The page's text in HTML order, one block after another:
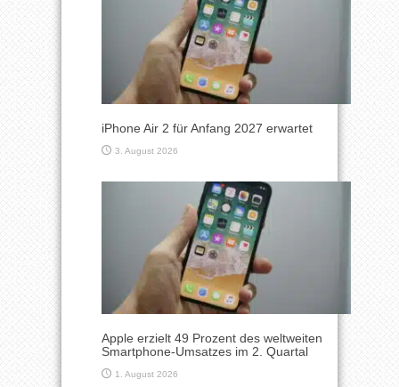
iPhone Air 2 für Anfang 2027 erwartet
3. August 2026
Apple erzielt 49 Prozent des weltweiten
Smartphone-Umsatzes im 2. Quartal
1. August 2026